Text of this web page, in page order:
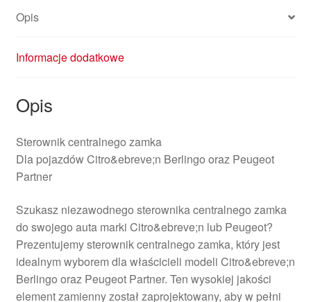
Opis
Informacje dodatkowe
Opis
Sterownik centralnego zamka
Dla pojazdów Citro&ebreve;n Berlingo oraz Peugeot
Partner
Szukasz niezawodnego sterownika centralnego zamka
do swojego auta marki Citro&ebreve;n lub Peugeot?
Prezentujemy sterownik centralnego zamka, który jest
idealnym wyborem dla właścicieli modeli Citro&ebreve;n
Berlingo oraz Peugeot Partner. Ten wysokiej jakości
element zamienny został zaprojektowany, aby w pełni